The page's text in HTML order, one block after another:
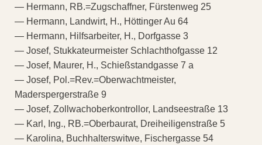
— Hermann, RB.=Zugschaffner, Fürstenweg 25
— Hermann, Landwirt, H., Höttinger Au 64
— Hermann, Hilfsarbeiter, H., Dorfgasse 3
— Josef, Stukkateurmeister Schlachthofgasse 12
— Josef, Maurer, H., Schießstandgasse 7 a
— Josef, Pol.=Rev.=Oberwachtmeister,
Maderspergerstraße 9
— Josef, Zollwachoberkontrollor, Landseestraße 13
— Karl, Ing., RB.=Oberbaurat, Dreiheiligenstraße 5
— Karolina, Buchhalterswitwe, Fischergasse 54